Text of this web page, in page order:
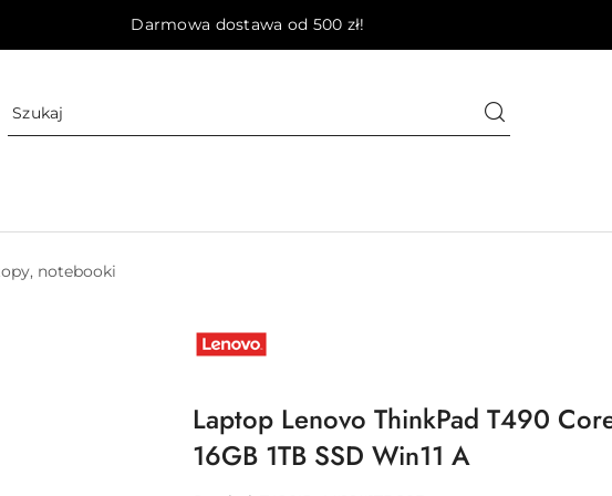
Darmowa dostawa od 500 zł!
notebooki
PRODUCENTA:
LENOVO
Laptop Lenovo ThinkPad T490
16GB 1TB SSD Win11 A